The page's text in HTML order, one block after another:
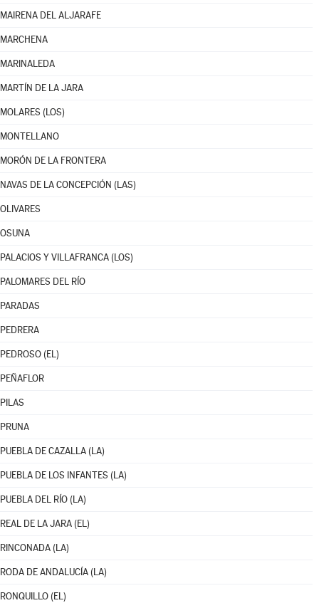
MAIRENA DEL ALJARAFE
MARCHENA
MARINALEDA
MARTÍN DE LA JARA
MOLARES (LOS)
MONTELLANO
MORÓN DE LA FRONTERA
NAVAS DE LA CONCEPCIÓN (LAS)
OLIVARES
OSUNA
PALACIOS Y VILLAFRANCA (LOS)
PALOMARES DEL RÍO
PARADAS
PEDRERA
PEDROSO (EL)
PEÑAFLOR
PILAS
PRUNA
PUEBLA DE CAZALLA (LA)
PUEBLA DE LOS INFANTES (LA)
PUEBLA DEL RÍO (LA)
REAL DE LA JARA (EL)
RINCONADA (LA)
RODA DE ANDALUCÍA (LA)
RONQUILLO (EL)